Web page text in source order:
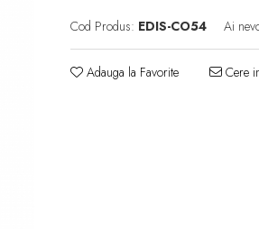
Cod Produs: EDIS-CO54 Ai
Adauga la Favorite Cere